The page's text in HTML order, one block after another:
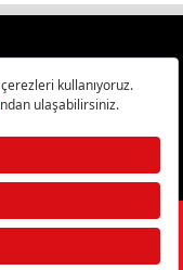
Online’da!
A.Ş./ Tüm hakları